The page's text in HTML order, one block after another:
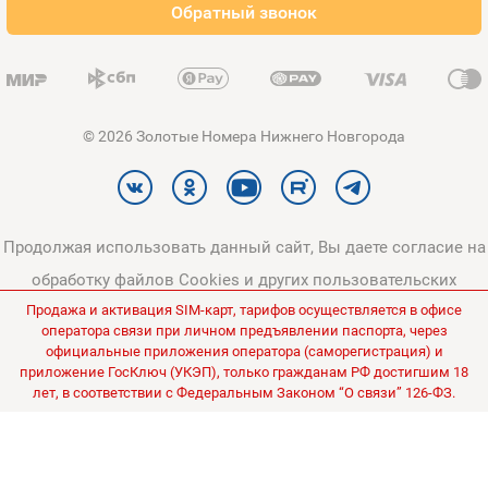
Обратный звонок
© 2026 Золотые Номера Нижнего Новгорода
Продолжая использовать данный сайт, Вы даете согласие на
обработку файлов Cookies и других пользовательских
данных, в соответствии сПолитикой конфиденциальности
Политикой в отношении обработки персональных данных
Все цены на сайте указаны без НДС.
Продажа и активация SIM-карт, тарифов осуществляется в офисе
оператора связи при личном предъявлении паспорта, через
официальные приложения оператора (саморегистрация) и
приложение ГосКлюч (УКЭП), только гражданам РФ достигшим 18
лет, в соответствии с Федеральным Законом “О связи” 126-ФЗ.